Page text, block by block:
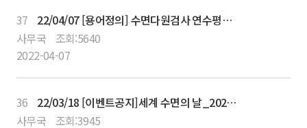
37
22/04/07 [용어정의] 수면다원검사 연수평점 과 수면다원검사 기본평점
사무국
조회:5640
2022-04-07
36
22/03/18 [이벤트공지]세계 수면의 날_2022년3월18일
사무국
조회:3945